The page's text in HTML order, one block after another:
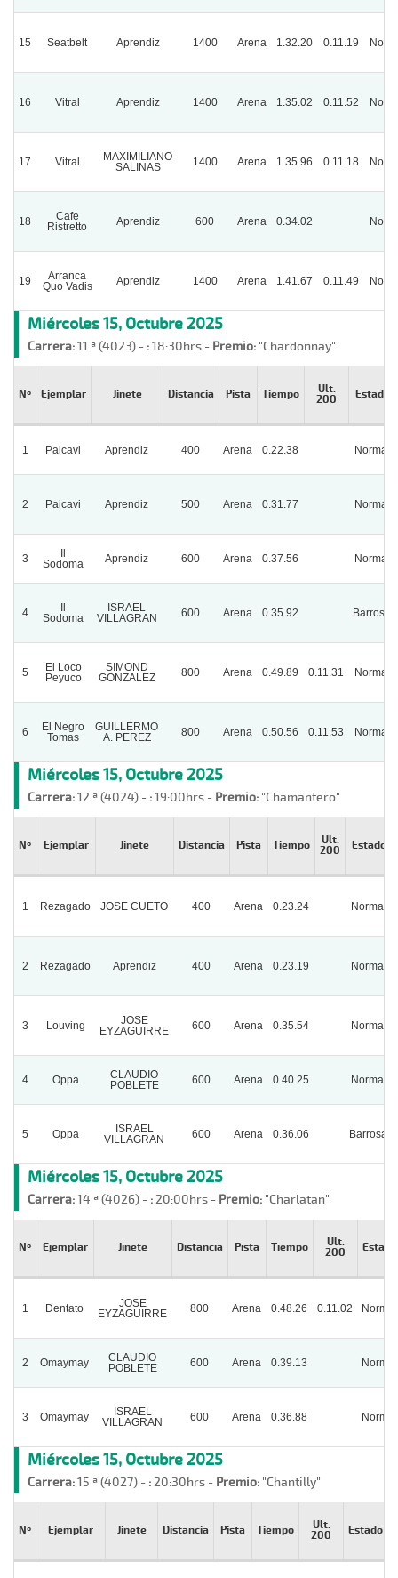
15 Seatbelt Aprendiz 1400 Arena 1.32.20 0.11.19
16 Vitral Aprendiz 1400 Arena 1.35.02 0.11.52
17 Vitral
MAXIMILIANO
SALINAS
1400 Arena 1.35.96 0.11.18
18
Cafe
Ristretto
Aprendiz 600 Arena 0.34.02
19
Arranca
Quo Vadis
Aprendiz 1400 Arena 1.41.67 0.11.49
Miércoles 15, Octubre 2025
Carrera:11 ª (4023) - :18:30hrs - Premio: "Chardonnay"
Nº Ejemplar Jinete Distancia Pista Tiempo
Ult.
200
Estado
1 Paicavi Aprendiz 400 Arena 0.22.38 Normal
2 Paicavi Aprendiz 500 Arena 0.31.77 Normal
3
Il
Sodoma
Aprendiz 600 Arena 0.37.56 Normal
4
Il
Sodoma
ISRAEL
VILLAGRAN
600 Arena 0.35.92 Barrosa
5
El Loco
Peyuco
SIMOND
GONZALEZ
800 Arena 0.49.89 0.11.31 Normal
6
El Negro
Tomas
GUILLERMO
A. PEREZ
800 Arena 0.50.56 0.11.53 Normal
Miércoles 15, Octubre 2025
Carrera:12 ª (4024) - :19:00hrs - Premio: "Chamantero"
Nº Ejemplar Jinete Distancia Pista Tiempo
Ult.
200
Estado
1 Rezagado JOSE CUETO 400 Arena 0.23.24 Normal
2 Rezagado Aprendiz 400 Arena 0.23.19 Normal
3 Louving
JOSE
EYZAGUIRRE
600 Arena 0.35.54 Normal
4 Oppa
CLAUDIO
POBLETE
600 Arena 0.40.25 Normal
5 Oppa
ISRAEL
VILLAGRAN
600 Arena 0.36.06 Barrosa
Miércoles 15, Octubre 2025
Carrera:14 ª (4026) - :20:00hrs - Premio: "Charlatan"
Nº Ejemplar Jinete Distancia Pista Tiempo
Ult.
200
Estado
1 Dentato
JOSE
EYZAGUIRRE
800 Arena 0.48.26 0.11.02 Normal
2 Omaymay
CLAUDIO
POBLETE
600 Arena 0.39.13 Normal
3 Omaymay
ISRAEL
VILLAGRAN
600 Arena 0.36.88 Normal
Miércoles 15, Octubre 2025
Carrera:15 ª (4027) - :20:30hrs - Premio: "Chantilly"
Nº Ejemplar Jinete Distancia Pista Tiempo
Ult.
200
Estado